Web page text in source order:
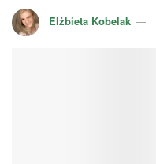
Elżbieta Kobelak